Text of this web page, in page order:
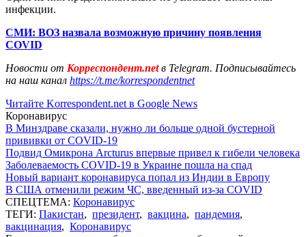
инфекции.
СМИ: ВОЗ назвала возможную причину появления
COVID
Новости от Корреспондент.netв Telegram. Подписывайтесь
на наш канал https://t.me/korrespondentnet
Читайте Korrespondent.net в Google News
Коронавирус
В Минздраве сказали, нужно ли больше одной бустерной
прививки от COVID-19
Подвид Омикрона Arcturus впервые привел к гибели человека
Заболеваемость COVID-19 в Украине пошла на спад
Новый вариант коронавируса попал из Индии в Европу
В США отменили режим ЧС, введенный из-за COVID
СПЕЦТЕМА: Коронавирус
ТЕГИ: Пакистан, президент, вакцина, пандемия,
вакцинация, Коронавирус